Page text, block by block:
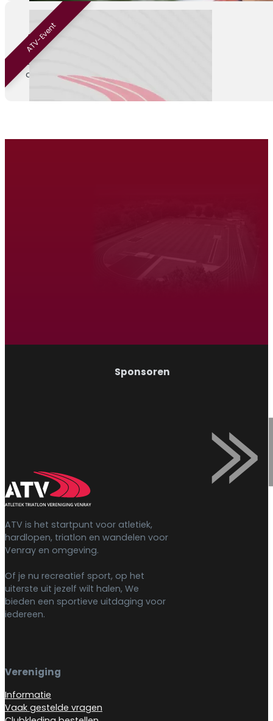
ATV Kamp
04-09-2026
onbekend
ATV-Event
Sponsoren
ATV is het startpunt voor atletiek,
hardlopen, triatlon en wandelen voor
Venray en omgeving.
Of je nu recreatief sport, op het
uiterste uit jezelf wilt halen, We
bieden een sportieve uitdaging voor
iedereen.
Vereniging
Informatie
Vaak gestelde vragen